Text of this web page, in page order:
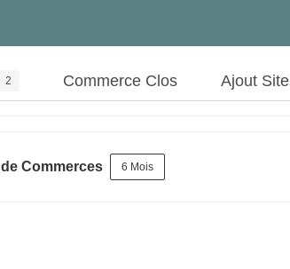
2 Commerce Clos Ajout Site
Commerces 6 Mois